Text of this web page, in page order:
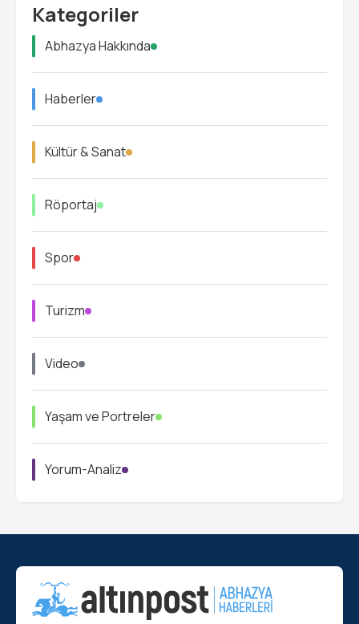
Kategoriler
Abhazya Hakkında
Haberler
Kültür & Sanat
Röportaj
Spor
Turizm
Video
Yaşam ve Portreler
Yorum-Analiz